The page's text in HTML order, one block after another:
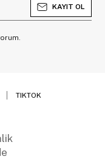
KAYIT OL
TIKTOK